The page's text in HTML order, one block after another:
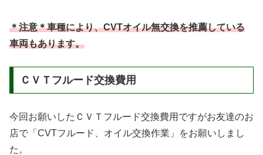
＊注意＊車種により、CVTオイル無交換を推薦している
車両もあります。
ＣＶＴフルード交換費用
今回お願いしたＣＶＴフルード交換費用ですがお友達のお
店で「CVTフルード、オイル交換作業」をお願いしまし
た。